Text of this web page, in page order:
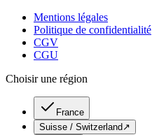
Mentions légales
Politique de confidentialité
CGV
CGU
Choisir une région
France
Suisse / Switzerland ↗